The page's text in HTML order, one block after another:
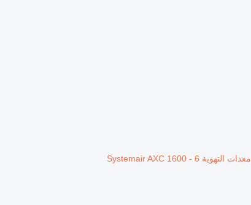
معدات التهوية Systemair AXC 1600 - 6